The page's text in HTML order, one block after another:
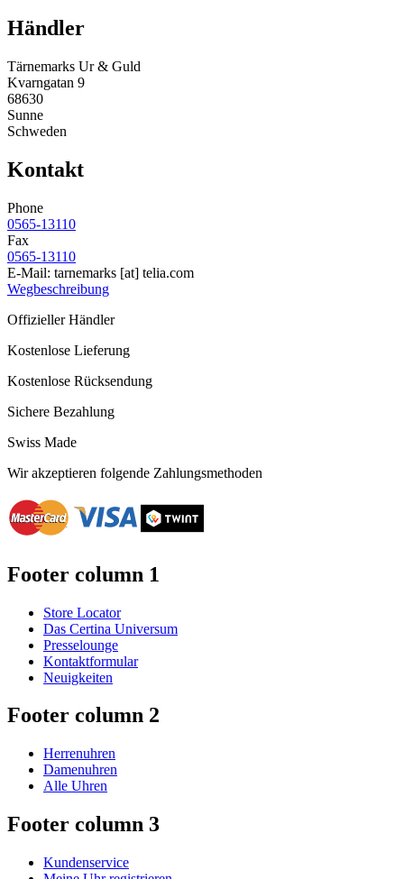
Händler
Tärnemarks Ur & Guld
Kvarngatan 9
68630
Sunne
Schweden
Kontakt
Phone
0565-13110
Fax
0565-13110
E-Mail: tarnemarks [at] telia.com
Wegbeschreibung
Offizieller Händler
Kostenlose Lieferung
Kostenlose Rücksendung
Sichere Bezahlung
Swiss Made
Wir akzeptieren folgende Zahlungsmethoden
Footer column 1
Store Locator
Das Certina Universum
Presselounge
Kontaktformular
Neuigkeiten
Footer column 2
Herrenuhren
Damenuhren
Alle Uhren
Footer column 3
Kundenservice